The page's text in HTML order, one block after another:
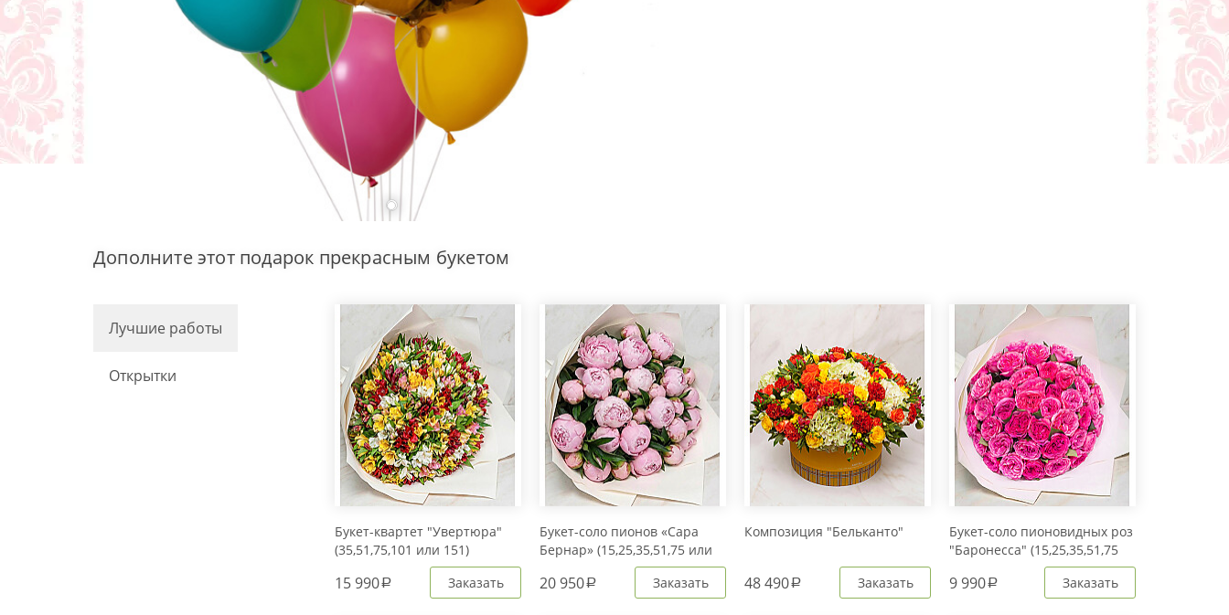
Дополните этот подарок прекрасным букетом
Лучшие работы
Открытки
Букет-квартет "Увертюра"
(35,51,75,101 или 151)
15 990a Заказать
Букет-соло пионов «Сара
Бернар» (15,25,35,51,75 или
20 950a Заказать
Композиция "Бельканто"
48 490a Заказать
Букет-соло пионовидных роз
"Баронесса" (15,25,35,51,75
9 990a Заказать